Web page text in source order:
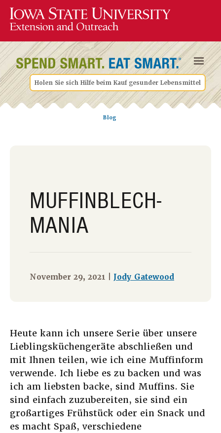
Holen Sie sich Hilfe beim Kauf gesunder Lebensmittel
Blog
MUFFINBLECH-
MANIA
November 29, 2021 | Jody Gatewood
Heute kann ich unsere Serie über unsere
Lieblingsküchengeräte abschließen und
mit Ihnen teilen, wie ich eine Muffinform
verwende. Ich liebe es zu backen und was
ich am liebsten backe, sind Muffins. Sie
sind einfach zuzubereiten, sie sind ein
großartiges Frühstück oder ein Snack und
es macht Spaß, verschiedene